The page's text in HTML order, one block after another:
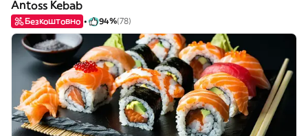
Antoss Kebab
Безкоштовно 94%(78)